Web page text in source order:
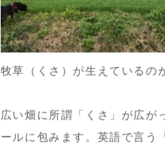
牧草（くさ）が生えているの
広い畑に所謂「くさ」が広が
ールに包みます。英語で言う